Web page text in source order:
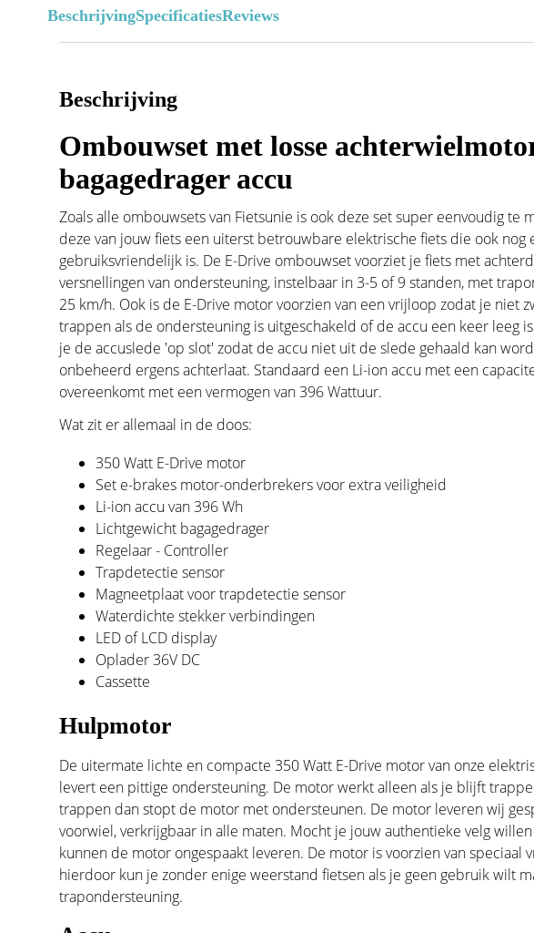
BeschrijvingSpecificatiesReviews
Beschrijving
Ombouwset met losse
bagagedrager accu
Zoals alle ombouwsets van Fietsunie is ook deze set super eenvoudig te
deze van jouw fiets een uiterst betrouwbare elektrische fiets die ook nog
gebruiksvriendelijk is. De E-Drive ombouwset voorziet je fiets met
versnellingen van ondersteuning, instelbaar in 3-5 of 9 standen, met
25 km/h. Ook is de E-Drive motor voorzien van een vrijloop zodat je niet
trappen als de ondersteuning is uitgeschakeld of de accu een keer leeg
je de accuslede 'op slot' zodat de accu niet uit de slede gehaald kan
onbeheerd ergens achterlaat. Standaard een Li-ion accu met een
overeenkomt met een vermogen van 396 Wattuur.
Wat zit er allemaal in de doos:
350 Watt E-Drive motor
Set e-brakes motor-onderbrekers voor extra veiligheid
Li-ion accu van 396 Wh
Lichtgewicht bagagedrager
Regelaar - Controller
Trapdetectie sensor
Magneetplaat voor trapdetectie sensor
Waterdichte stekker verbindingen
LED of LCD display
Oplader 36V DC
Cassette
Hulpmotor
De uitermate lichte en compacte 350 Watt E-Drive motor van onze
levert een pittige ondersteuning. De motor werkt alleen als je blijft
trappen dan stopt de motor met ondersteunen. De motor leveren wij
voorwiel, verkrijgbaar in alle maten. Mocht je jouw authentieke velg
kunnen de motor ongespaakt leveren. De motor is voorzien van speciaal
hierdoor kun je zonder enige weerstand fietsen als je geen gebruik wilt
trapondersteuning.